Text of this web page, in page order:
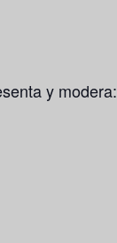
y modera: